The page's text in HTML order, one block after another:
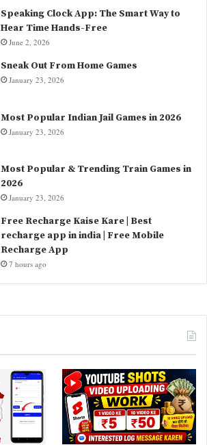
Speaking Clock App: The Smart Way to
Hear Time Hands-Free
June 2, 2026
Sneak Out From Home Games
January 23, 2026
Most Popular Indian Jail Games in 2026
January 23, 2026
Most Popular & Trending Train Games in
2026
January 23, 2026
Free Recharge Kaise Kare | Best
recharge app in india | Free Mobile
Recharge App
7 hours ago